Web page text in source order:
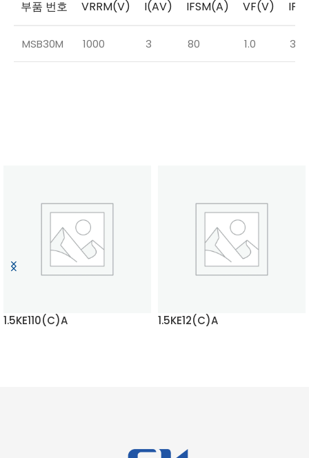
부품 번호 VRRM(V) I(AV) IFSM(A) VF(V)
MSB30M 1000 3 80 1.0 3
1.5KE110(C)A 1.5KE12(C)A